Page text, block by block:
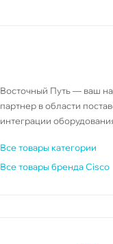
Восточный Путь — ваш
партнер в области
интеграции
Все товары категории
Все товары бренда Cisco